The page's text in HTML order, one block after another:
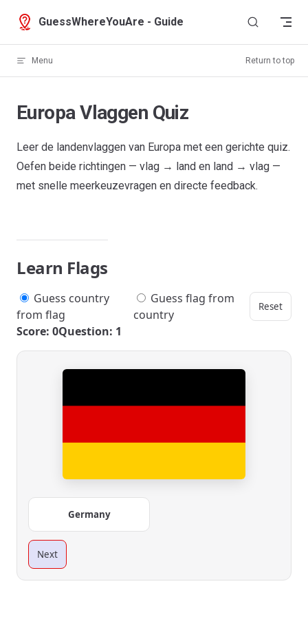
Skip to content
GuessWhereYouAre - Guide
Menu Return to top
Europa Vlaggen Quiz
Leer de landenvlaggen van Europa met een gerichte quiz.
Oefen beide richtingen — vlag → land en land → vlag —
met snelle meerkeuzevragen en directe feedback.
Learn Flags
Guess country
from flag
Guess flag from
country
Reset
Score: 0Question: 1
Germany
Next